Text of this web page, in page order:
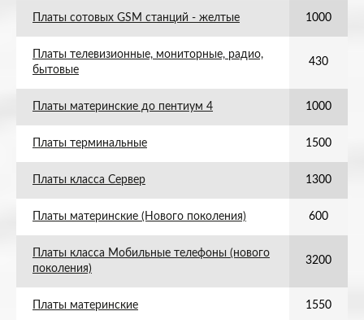
Платы сотовых GSM станций - желтые 1000
Платы телевизионные, мониторные, радио,
бытовые
430
Платы материнские до пентиум 4 1000
Платы терминальные 1500
Платы класса Сервер 1300
Платы материнские (Нового поколения) 600
Платы класса Мобильные телефоны (нового
поколения)
3200
Платы материнские 1550